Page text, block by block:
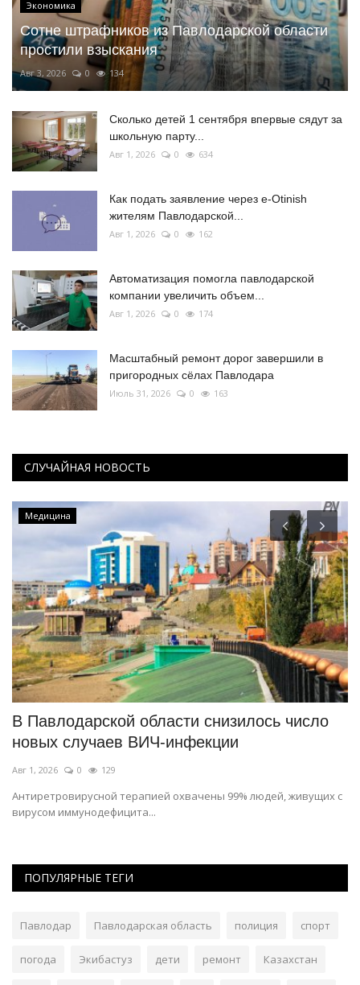
Экономика
Сотне штрафников из Павлодарской области
простили взыскания
Авг 3, 2026 0 134
Сколько детей 1 сентября впервые сядут за
школьную парту...
Авг 1, 2026 0 634
Как подать заявление через e-Otinish
жителям Павлодарской...
Авг 1, 2026 0 162
Автоматизация помогла павлодарской
компании увеличить объем...
Авг 1, 2026 0 174
Масштабный ремонт дорог завершили в
пригородных сёлах Павлодара
Июль 31, 2026 0 163
СЛУЧАЙНАЯ НОВОСТЬ
Медицина
В Павлодарской области снизилось число
новых случаев ВИЧ-инфекции
Авг 1, 2026 0 129
Антиретровирусной терапией охвачены 99% людей, живущих с
вирусом иммунодефицита...
ПОПУЛЯРНЫЕ ТЕГИ
Павлодар Павлодарская область полиция спорт
погода Экибастуз дети ремонт Казахстан